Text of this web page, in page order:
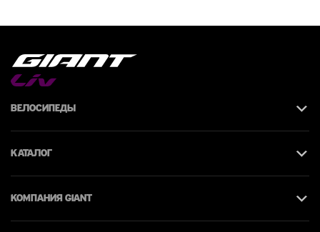
Велосипеды
Каталог
КОМПАНИЯ giant